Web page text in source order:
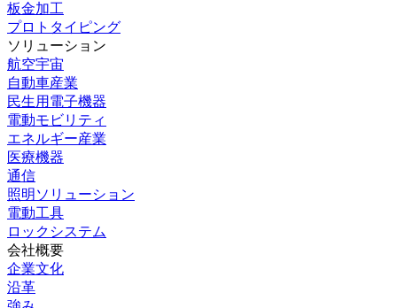
板金加工
プロトタイピング
ソリューション
航空宇宙
自動車産業
民生用電子機器
電動モビリティ
エネルギー産業
医療機器
通信
照明ソリューション
電動工具
ロックシステム
会社概要
企業文化
沿革